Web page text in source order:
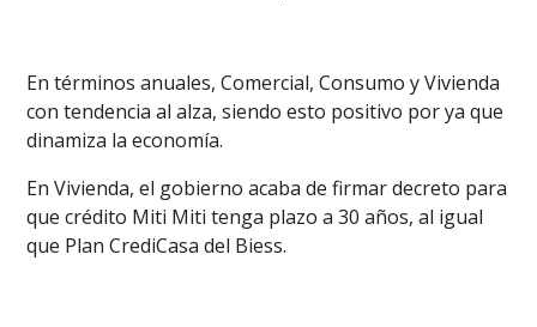
En términos anuales, Comercial, Consumo y Vivienda
con tendencia al alza, siendo esto positivo por ya que
dinamiza la economía.
En Vivienda, el gobierno acaba de firmar decreto para
que crédito Miti Miti tenga plazo a 30 años, al igual
que Plan CrediCasa del Biess.